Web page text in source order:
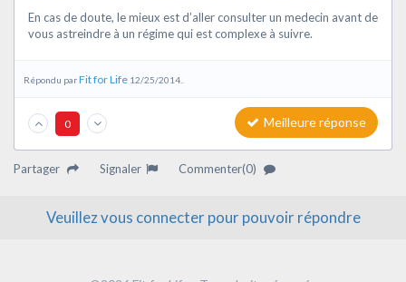
En cas de doute, le mieux est d’aller consulter un medecin avant de
vous astreindre à un régime qui est complexe à suivre.
Répondu parFit for Life 12/25/2014..
0 Meilleure réponse
Partager Signaler Commenter(0)
Veuillez vous connecter pour pouvoir répondre